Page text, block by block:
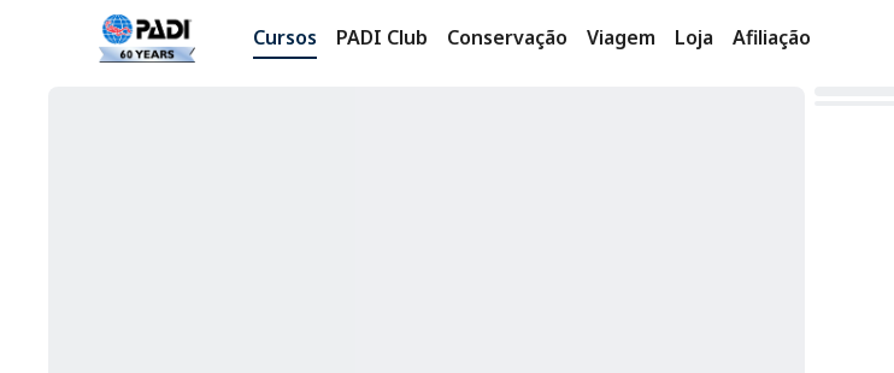
Cursos PADI Club Conservação Viagem Loja Afiliação